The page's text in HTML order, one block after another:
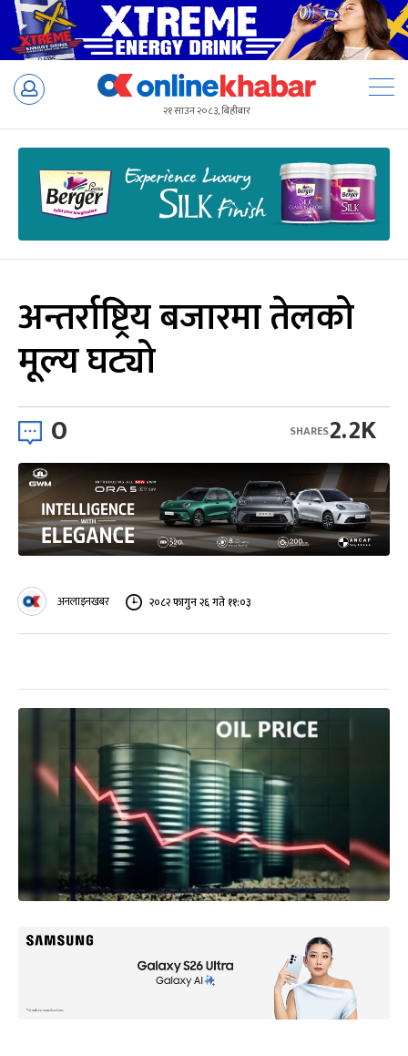
Skip
२१ साउन २०८३, बिहीबार
अन्तर्राष्ट्रिय बजारमा तेलको
मूल्य घट्यो
0 2.2K
SHARES
अनलाइनखबर २०८२ फागुन २६ गते ११:०३